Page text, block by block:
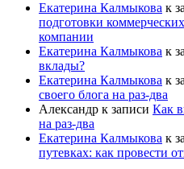
Екатерина Калмыкова к
подготовки
компании
Екатерина Калмыкова к
вклады?
Екатерина Калмыкова к
своего блога на раз-два
Александр к записи Как
на раз-два
Екатерина Калмыкова к
путевках: как провести